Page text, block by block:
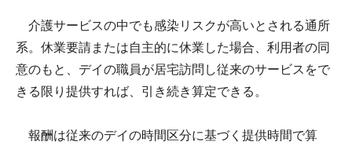
介護サービスの中でも感染リスクが高いとされる通所
系。休業要請または自主的に休業した場合、利用者の同
意のもと、デイの職員が居宅訪問し従来のサービスをで
きる限り提供すれば、引き続き算定できる。
報酬は従来のデイの時間区分に基づく提供時間で算